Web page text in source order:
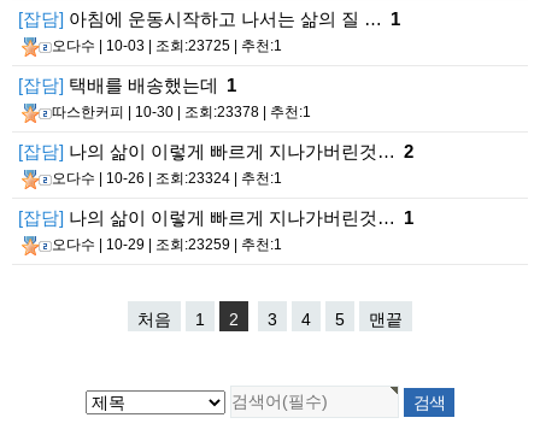
[잡담] 아침에 운동시작하고 나서는 삶의 질 … 1
오다수 | 10-03 | 조회:23725 | 추천:1
[잡담] 택배를 배송했는데 1
따스한커피 | 10-30 | 조회:23378 | 추천:1
[잡담] 나의 삶이 이렇게 빠르게 지나가버린것… 2
오다수 | 10-26 | 조회:23324 | 추천:1
[잡담] 나의 삶이 이렇게 빠르게 지나가버린것… 1
오다수 | 10-29 | 조회:23259 | 추천:1
처음 1 2 3 4 5 맨끝